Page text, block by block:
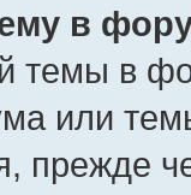
в
темы в
или
прежде